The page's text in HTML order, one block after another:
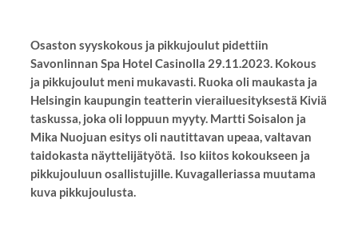
Osaston syyskokous ja pikkujoulut pidettiin
Savonlinnan Spa Hotel Casinolla 29.11.2023. Kokous
ja pikkujoulut meni mukavasti. Ruoka oli maukasta ja
Helsingin kaupungin teatterin vierailuesityksestä Kiviä
taskussa, joka oli loppuun myyty. Martti Soisalon ja
Mika Nuojuan esitys oli nautittavan upeaa, valtavan
taidokasta näyttelijätyötä. Iso kiitos kokoukseen ja
pikkujouluun osallistujille. Kuvagalleriassa muutama
kuva pikkujoulusta.